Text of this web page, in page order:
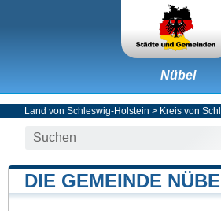
Nübel
Land von Schleswig-Holstein > Kreis von
DIE GEMEINDE